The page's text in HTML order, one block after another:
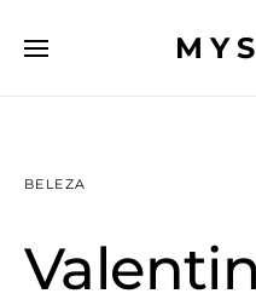
BELEZA